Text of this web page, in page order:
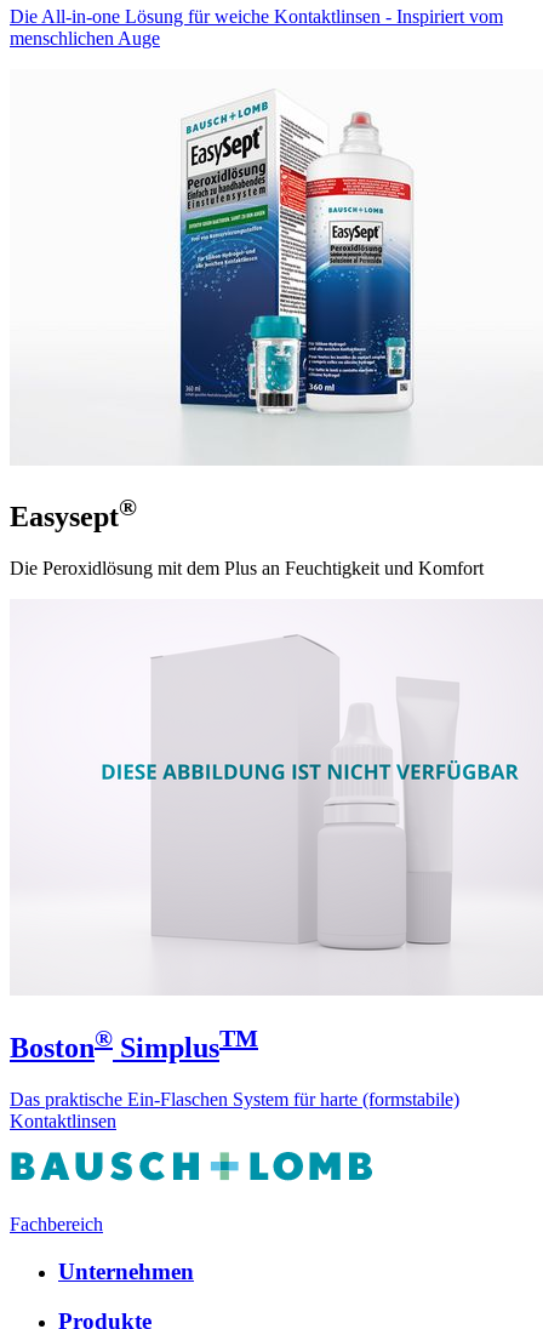
Die All-in-one Lösung für weiche Kontaktlinsen - Inspiriert vom
menschlichen Auge
Easysept®
Die Peroxidlösung mit dem Plus an Feuchtigkeit und Komfort
Boston® SimplusTM
Das praktische Ein-Flaschen System für harte (formstabile)
Kontaktlinsen
Fachbereich
Unternehmen
Produkte